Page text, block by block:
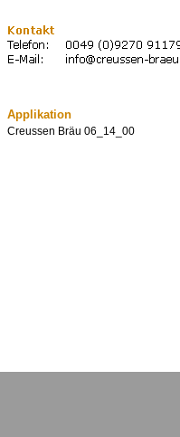
Applikation
Creussen Bräu 06_14_00